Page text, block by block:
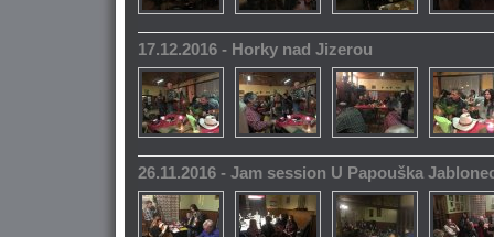
17.12.2016 - Horky nad Jizerou
26.11.2016 - Jam session U Papouška